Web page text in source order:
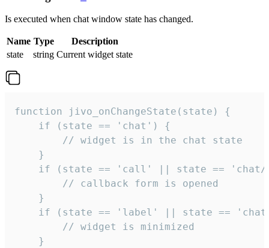
Is executed when chat window state has changed.
Name Type
Description
state
string Current widget state
function jivo_onChangeState(state) {
    if (state == 'chat') {
        // widget is in the chat state
    }
if (state == 'call' || state ==
        // callback form is opened
    }
if (state == 'label' || state ==
        // widget is minimized
    }